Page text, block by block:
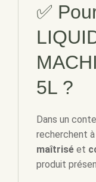
✅
5L ?
Dans un
recherchent
maîtrisé et
produit